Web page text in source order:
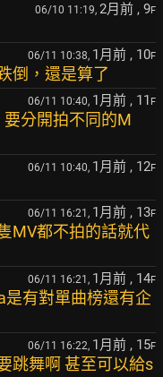
06/10 11:19, 2月前 , 9F
06/11 10:38, 1月前 , 10F
倒，還是算了
06/11 10:40, 1月前 , 11 F
分開拍不同的M
06/11 10:40, 1月前 , 12F
06/11 16:21, 1月前 , 13F
MV都不拍的話就代
06/11 16:21, 1月前 , 14F
是有對單曲榜還有企
06/11 16:22, 1月前 , 15F
跳舞啊 甚至可以給s